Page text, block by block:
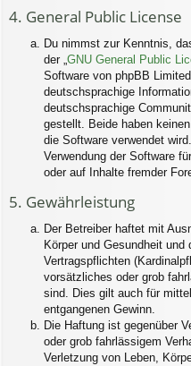
4. General Public License
Du nimmst zur Kenntnis,
der „GNU General Public
Software von phpBB
deutschsprachige
deutschsprachige
gestellt. Beide haben
die Software verwendet
Verwendung der Software
oder auf Inhalte fremder
5. Gewährleistung
Der Betreiber haftet mit
Körper und Gesundheit
Vertragspflichten
vorsätzliches oder grob
sind. Dies gilt auch für
entgangenen Gewinn.
Die Haftung ist gegenüber
oder grob fahrlässigem
Verletzung von Leben,